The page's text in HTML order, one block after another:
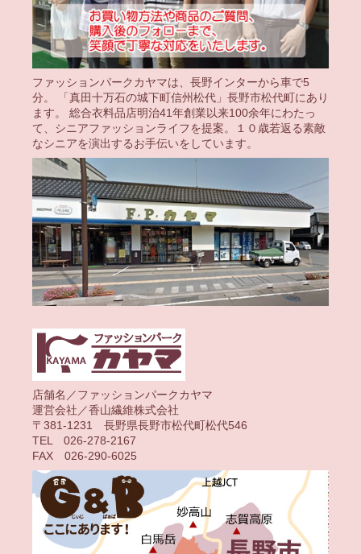
ファッションパークカヤマは、長野インターから車で5
分。 「真田十万石の城下町信州松代」長野市松代町にあり
ます。 総合衣料品店明治41年創業以来100余年にわたっ
て、シニアファッションライフを提案。１０歳若返る素敵
なシニアを演出するお手伝いをしています。
店舗名／ファッションパークカヤマ
運営会社／香山繊維株式会社
〒381-1231 長野県長野市松代町松代546
TEL 026-278-2167
FAX 026-290-6025